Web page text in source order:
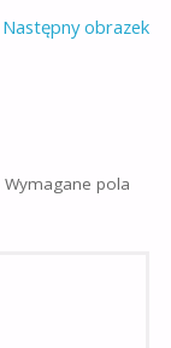
Następny obrazek
Wymagane pola